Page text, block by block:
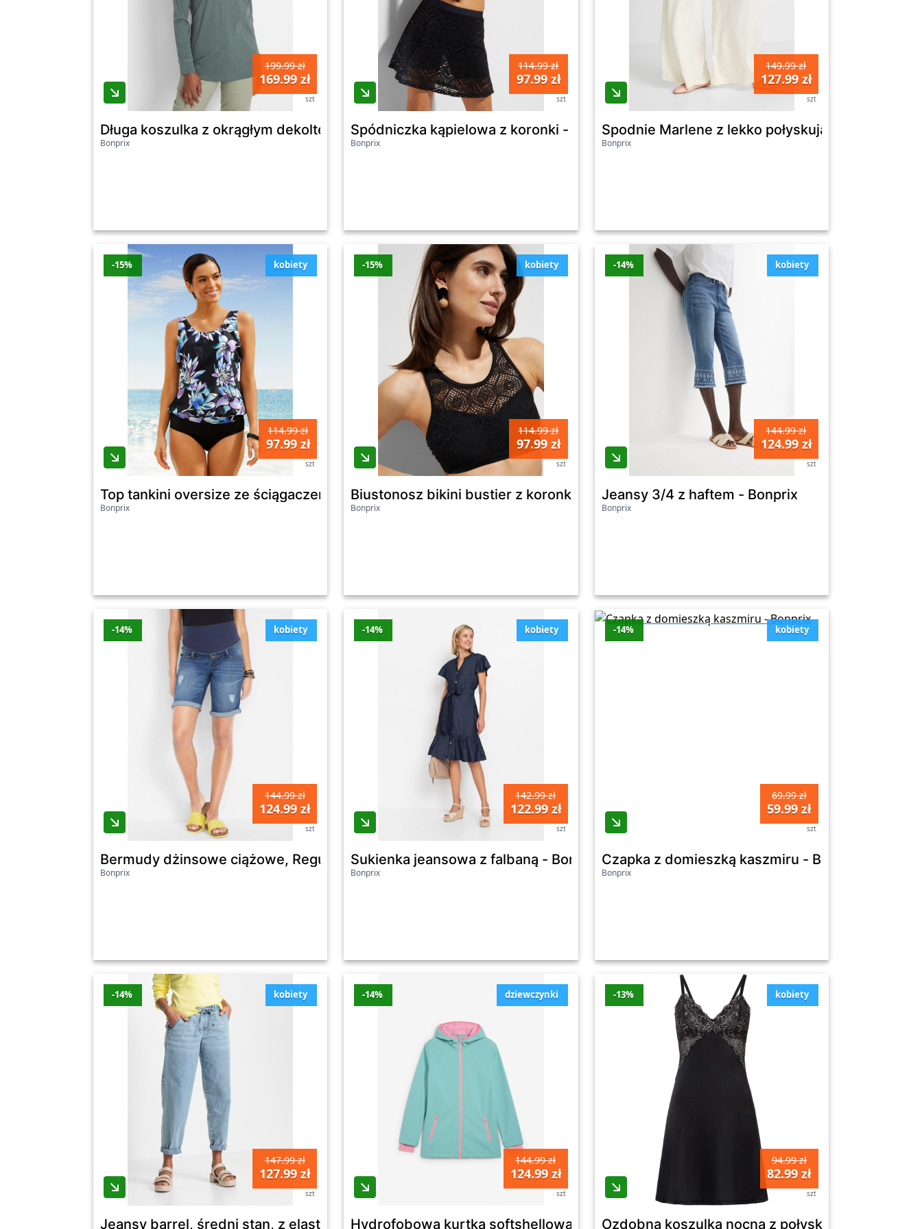
Zobacz wszystkie oferty promocyjne poniżej.
199.99 zł
169.99 zł
szt
Długa koszulka z okrągłym dekoltem i długim rękawem (zestaw 5 szt.) - Bonprix
Bonprix
114.99 zł
97.99 zł
szt
Spódniczka kąpielowa z koronki - Bonprix
Bonprix
149.99 zł
127.99 zł
szt
Spodnie Marlene z lekko połyskującej wiskozy -
Bonprix
kobiety
-15%
114.99 zł
97.99 zł
szt
Top tankini oversize ze ściągaczem - Bonprix
Bonprix
kobiety
-15%
114.99 zł
97.99 zł
szt
Biustonosz bikini bustier z koronką - Bonprix
Bonprix
kobiety
-14%
144.99 zł
124.99 zł
szt
Jeansy 3/4 z haftem - Bonprix
Bonprix
kobiety
-14%
144.99 zł
124.99 zł
szt
Bermudy dżinsowe ciążowe, Regular Fit - Bonprix
Bonprix
kobiety
-14%
142.99 zł
122.99 zł
szt
Sukienka jeansowa z falbaną - Bonprix
Bonprix
kobiety
-14%
69.99 zł
59.99 zł
szt
Czapka z domieszką kaszmiru - Bonprix
Bonprix
kobiety
-14%
147.99 zł
127.99 zł
szt
Jeansy barrel, średni stan, z elastyczną gumą w talii - Bonprix
dziewczynki
-14%
144.99 zł
124.99 zł
szt
Hydrofobowa kurtka softshellowa z kapturem - Bonprix
kobiety
-13%
94.99 zł
82.99 zł
szt
Ozdobna koszulka nocna z połyskującej satyny